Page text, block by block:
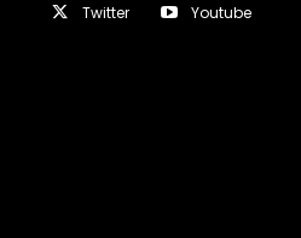
Twitter
Youtube